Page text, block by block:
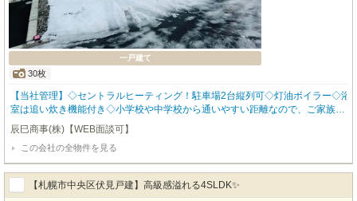
一戸建て
30枚
【当社管理】◇セントラルヒーティング！駐車場2台縦列可◇灯油ボイラー◇浴
室は追い炊き機能付き◇小学校や中学校から通いやすい距離なので、ご家族で
のご入居にもオススメです！残置物：ブラインド、エアコン◇ご都合に合わせ
てご案内させていただきますのでお気軽にご連絡ください★お問合せは辰己商
事株式会社（0138-23-3736）までお気軽にご連絡ください！
辰巳商事(株)【WEB面談可】
この会社の全物件を見る
【札幌市中央区伏見戸建】高級感溢れる4SLDK✨